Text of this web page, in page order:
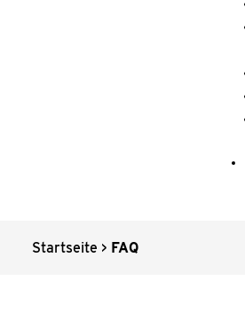
Start­sei­te > FAQ